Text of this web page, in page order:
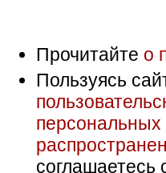
Прочитайте о
Пользуясь
соглашаетесь